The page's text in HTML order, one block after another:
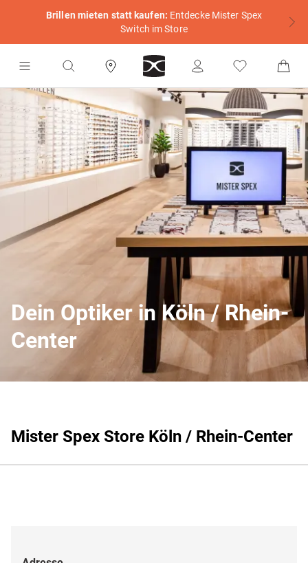
Brillen mieten statt kaufen: Entdecke Mister Spex
Switch im Store
Dein Optiker in Köln / Rhein-
Center
Mister Spex Store Köln / Rhein-Center